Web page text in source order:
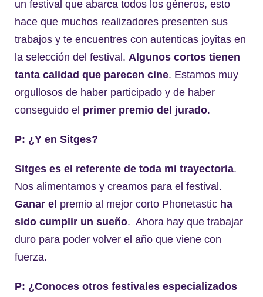
un festival que abarca todos los géneros, esto
hace que muchos realizadores presenten sus
trabajos y te encuentres con autenticas joyitas en
la selección del festival. Algunos cortos tienen
tanta calidad que parecen cine. Estamos muy
orgullosos de haber participado y de haber
conseguido el primer premio del jurado.
P: ¿Y en Sitges?
Sitges es el referente de toda mi trayectoria.
Nos alimentamos y creamos para el festival.
Ganar el premio al mejor corto Phonetastic ha
sido cumplir un sueño. Ahora hay que trabajar
duro para poder volver el año que viene con
fuerza.
P: ¿Conoces otros festivales especializados